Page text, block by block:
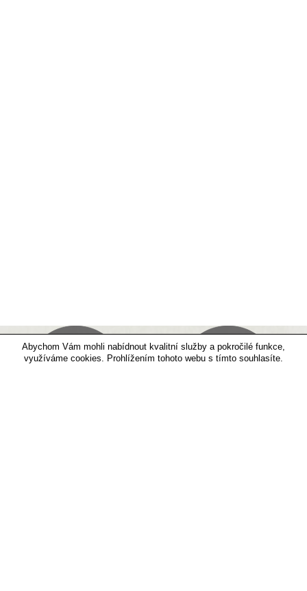
Abychom Vám mohli nabídnout kvalitní služby a pokročilé funkce,
využíváme cookies. Prohlížením tohoto webu s tímto souhlasíte.